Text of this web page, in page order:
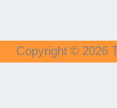
Copyright © 2026